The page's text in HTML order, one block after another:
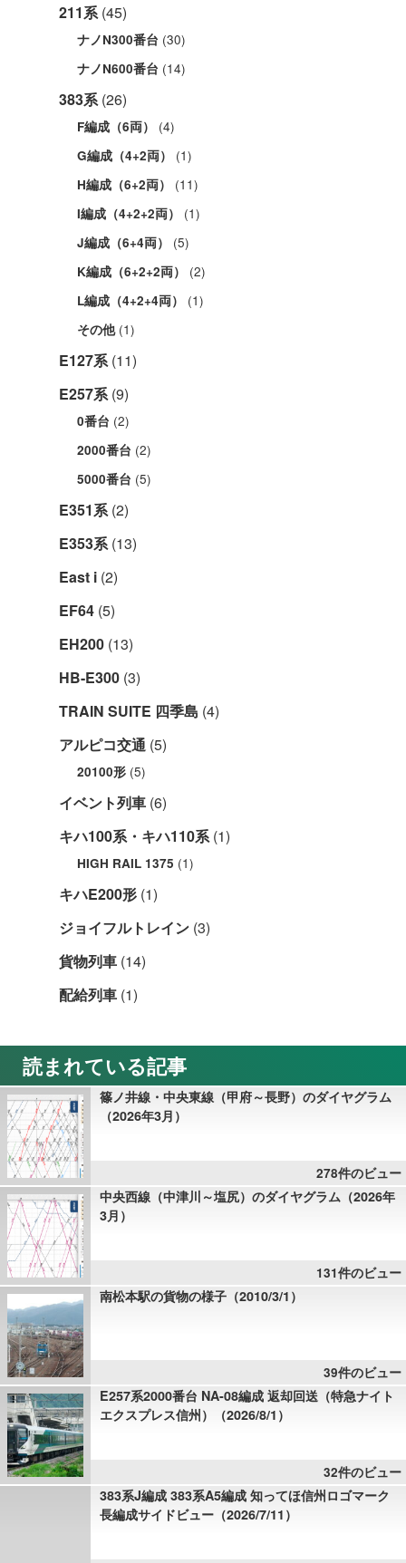
211系(45)
ナノN300番台 (30)
ナノN600番台 (14)
383系(26)
F編成（6両） (4)
G編成（4+2両） (1)
H編成（6+2両） (11)
I編成（4+2+2両） (1)
J編成（6+4両） (5)
K編成（6+2+2両） (2)
L編成（4+2+4両） (1)
その他(1)
E127系(11)
E257系(9)
0番台 (2)
2000番台 (2)
5000番台 (5)
E351系(2)
E353系(13)
East i (2)
EF64 (5)
EH200 (13)
HB-E300 (3)
TRAIN SUITE 四季島 (4)
アルピコ交通 (5)
20100形 (5)
イベント列車 (6)
キハ100系・キハ110系(1)
HIGH RAIL 1375 (1)
キハE200形 (1)
ジョイフルトレイン (3)
貨物列車 (14)
配給列車 (1)
読まれている記事
篠ノ井線・中央東線（甲府～長野）のダイヤグラム
（2026年3月）
278件のビュー
中央西線（中津川～塩尻）のダイヤグラム（2026年
3月）
131件のビュー
南松本駅の貨物の様子（2010/3/1）
39件のビュー
E257系2000番台 NA-08編成 返却回送（特急ナイト
エクスプレス信州）（2026/8/1）
32件のビュー
383系J編成 383系A5編成 知ってほ信州ロゴマーク
長編成サイドビュー（2026/7/11）